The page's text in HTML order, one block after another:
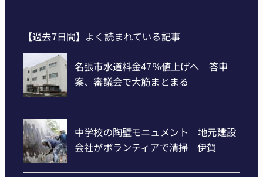
【過去7日間】よく読まれている記事